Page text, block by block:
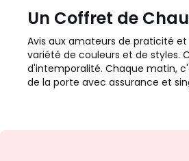
Un Coffret de
Avis aux amateurs de praticité
variété de couleurs et de styles.
d'intemporalité. Chaque matin,
de la porte avec assurance et